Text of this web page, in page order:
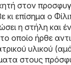
στον
κι επίσημα ο
η στήλη και
οποίο ήρθε
υλικού
στους